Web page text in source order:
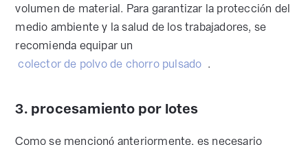
volumen de material. Para garantizar la protección del
medio ambiente y la salud de los trabajadores, se
recomienda equipar un
colector de polvo de chorro pulsado .
3. procesamiento por lotes
Como se mencionó anteriormente, es necesario